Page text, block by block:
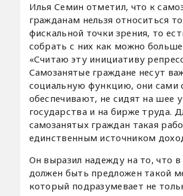
Илья Семин отметил, что к
гражданам нельзя относиться
фискальной точки зрения, то
собрать с них как можно больше
«Считаю эту инициативу
Самозанятые граждане несут
социальную функцию, они сами
обеспечивают, не сидят на шее у
государства и на бирже труда.
самозанятых граждан такая
единственным источником
Он выразил надежду на то, что в
должен быть предложен такой
который подразумевает не